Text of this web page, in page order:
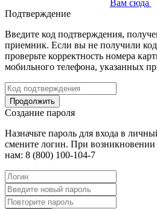
Вам сюда
Подтверждение
Введите код подтверждения,
приемник. Если вы не получили
проверьте корректность номера
мобильного телефона, указанных
Продолжить
Создание пароля
Назначьте пароль для входа в
смените логин. При возникновении
нам: 8 (800) 100-104-7